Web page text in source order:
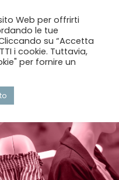
Web per offrirti
le tue
su “Accetta
i cookie. Tuttavia,
per fornire un